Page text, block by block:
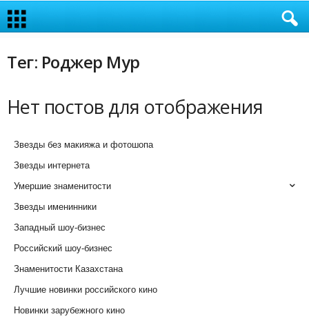
Тег: Роджер Мур
Нет постов для отображения
Звезды без макияжа и фотошопа
Звезды интернета
Умершие знаменитости
Звезды именинники
Западный шоу-бизнес
Российский шоу-бизнес
Знаменитости Казахстана
Лучшие новинки российского кино
Новинки зарубежного кино